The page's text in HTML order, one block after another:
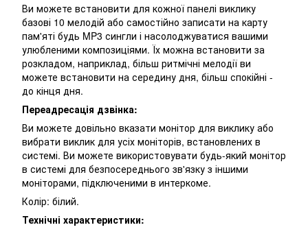
Ви можете встановити для кожної панелі виклику
базові 10 мелодій або самостійно записати на карту
пам'яті будь MP3 сингли і насолоджуватися вашими
улюбленими композиціями. Їх можна встановити за
розкладом, наприклад, більш ритмічні мелодії ви
можете встановити на середину дня, більш спокійні -
до кінця дня.
Переадресація дзвінка:
Ви можете довільно вказати монітор для виклику або
вибрати виклик для усіх моніторів, встановлених в
системі. Ви можете використовувати будь-який монітор
в системі для безпосереднього зв'язку з іншими
моніторами, підключеними в интеркоме.
Колір: білий.
Технічні характеристики: